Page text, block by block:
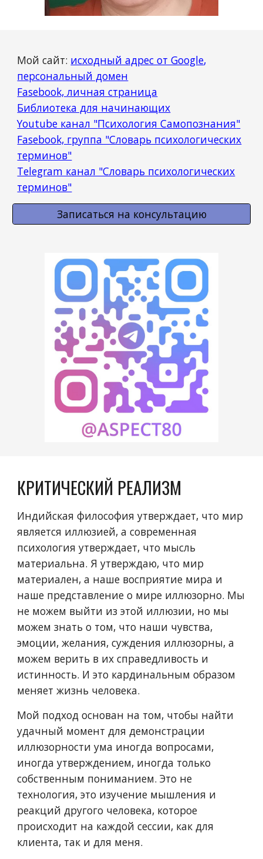
Мой сайт: исходный адрес от Google,
персональный домен
Fasebook, личная страница
Библиотека для начинающих
Youtube канал "Психология Самопознания"
Fasebook, группа "Словарь психологических
терминов"
Telegram канал "Словарь психологических
терминов"
Записаться на консультацию
КРИТИЧЕСКИЙ РЕАЛИЗМ
Индийская философия утверждает, что мир
является иллюзией, а современная
психология утверждает, что мысль
материальна. Я утверждаю, что мир
материален, а наше восприятие мира и
наше представление о мире иллюзорно. Мы
не можем выйти из этой иллюзии, но мы
можем знать о том, что наши чувства,
эмоции, желания, суждения иллюзорны, а
можем верить в их справедливость и
истинность. И это кардинальным образом
меняет жизнь человека.
Мой подход основан на том, чтобы найти
удачный момент для демонстрации
иллюзорности ума иногда вопросами,
иногда утверждением, иногда только
собственным пониманием. Это не
технология, это изучение мышления и
реакций другого человека, которое
происходит на каждой сессии, как для
клиента, так и для меня.